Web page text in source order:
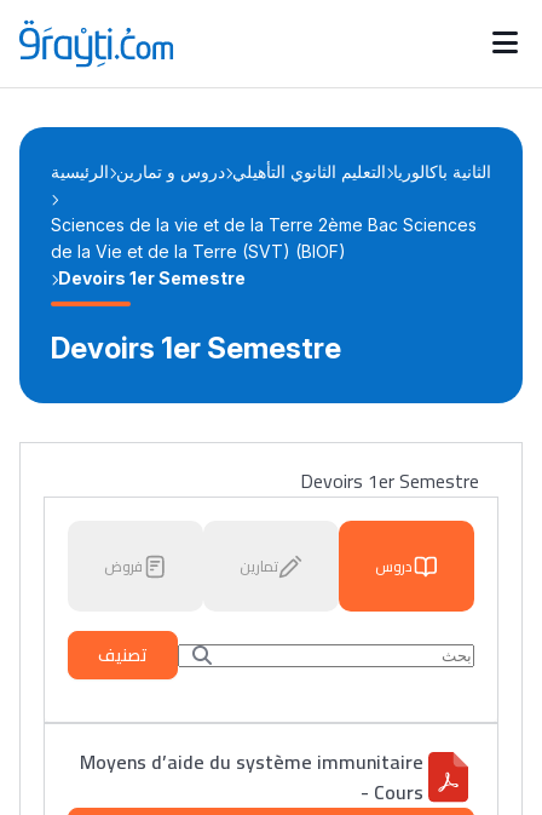
Catégories
d'actualités
Annonces bourses
الرئيسية دروس و تمارين التعليم الثانوي التأهيلي الثانية باكالوريا
Sciences de la vie et de la Terre 2ème Bac Sciences
de la Vie et de la Terre (SVT) (BIOF)
Devoirs 1er Semestre
Devoirs 1er Semestre
Devoirs 1er Semestre
دروس تمارين فروض
تصنيف
Moyens d’aide du système immunitaire
- Cours